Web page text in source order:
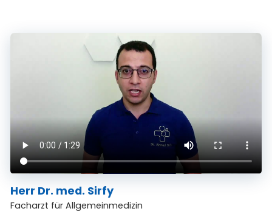
Herr Dr. med. Sirfy
Facharzt für Allgemeinmedizin